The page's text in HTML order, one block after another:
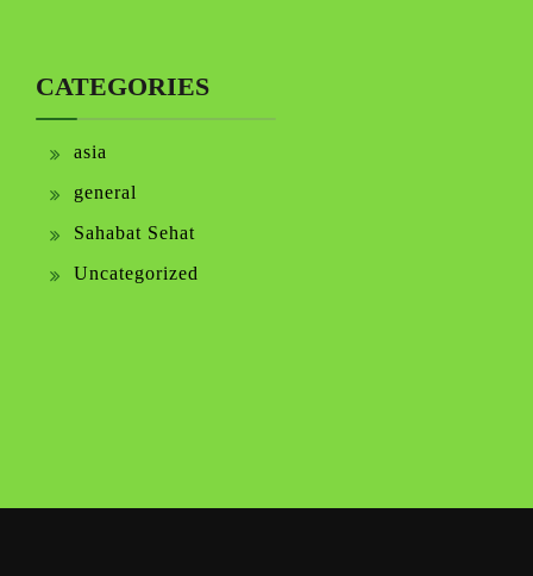
CATEGORIES
asia
general
Sahabat Sehat
Uncategorized